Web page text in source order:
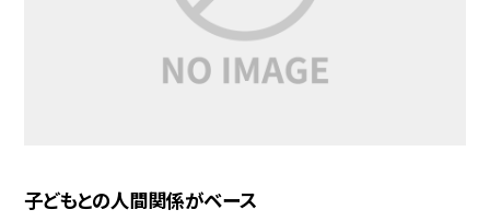
子どもとの人間関係がベース